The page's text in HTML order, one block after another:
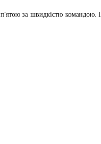
п'ятою за швидкістю